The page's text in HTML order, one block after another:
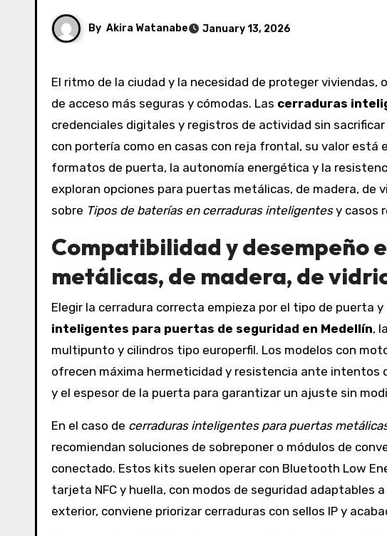
By Akira Watanabe January 13, 2026
El ritmo de la ciudad y la necesidad de proteger viviendas, oficinas y locales han llevado a adoptar soluciones
de acceso más seguras y cómodas. Las cerraduras
credenciales digitales y registros de actividad sin
con portería como en casas con reja frontal, su valor
formatos de puerta, la autonomía energética y la
exploran opciones para puertas metálicas, de madera, de
sobre Tipos de baterías en cerraduras inteligentesy casos
Compatibilidad y desempeño
metálicas, de madera, de
Elegir la cerradura correcta empieza por el tipo de puerta
inteligentes para puertas de seguridad en Medellín,
multipunto y cilindros tipo europerfil. Los modelos con
ofrecen máxima hermeticidad y resistencia ante intentos
y el espesor de la puerta para garantizar un ajuste sin
En el caso de cerraduras inteligentes para puertas
recomiendan soluciones de sobreponer o módulos de
conectado. Estos kits suelen operar con Bluetooth Low
tarjeta NFC y huella, con modos de seguridad adaptables
exterior, conviene priorizar cerraduras con sellos IP y